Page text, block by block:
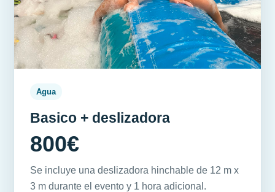
Agua
Basico + deslizadora
800€
Se incluye una deslizadora hinchable de 12 m x
3 m durante el evento y 1 hora adicional.